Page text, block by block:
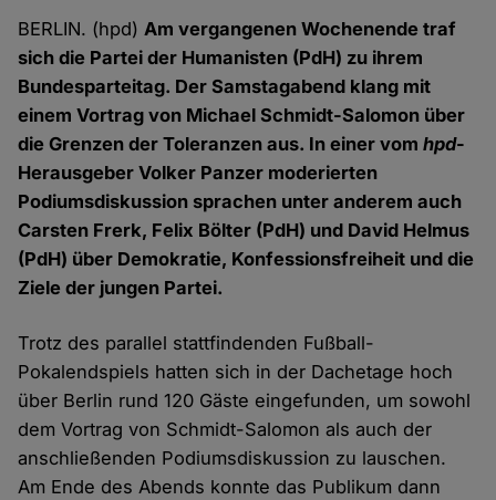
BERLIN. (hpd)Am vergangenen Wochenende traf
sich die Partei der Humanisten (PdH) zu ihrem
Bundesparteitag. Der Samstagabend klang mit
einem Vortrag von Michael Schmidt-Salomon über
die Grenzen der Toleranzen aus. In einer vomhpd-
Herausgeber Volker Panzer moderierten
Podiumsdiskussion sprachen unter anderem auch
Carsten Frerk, Felix Bölter (PdH) und David Helmus
(PdH) über Demokratie, Konfessionsfreiheit und die
Ziele der jungen Partei.
Trotz des parallel stattfindenden Fußball-
Pokalendspiels hatten sich in der Dachetage hoch
über Berlin rund 120 Gäste eingefunden, um sowohl
dem Vortrag von Schmidt-Salomon als auch der
anschließenden Podiumsdiskussion zu lauschen.
Am Ende des Abends konnte das Publikum dann